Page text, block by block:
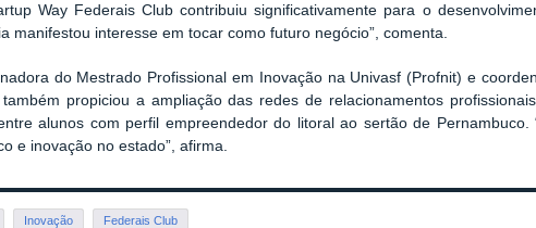
Way Federais Club contribuiu significativamente para o
manifestou interesse em tocar como futuro negócio”, comenta.
do Mestrado Profissional em Inovação na Univasf (Profnit) e
propiciou a ampliação das redes de relacionamentos
alunos com perfil empreendedor do litoral ao sertão de Pernambuco.
e inovação no estado”, afirma.
Inovação Federais Club